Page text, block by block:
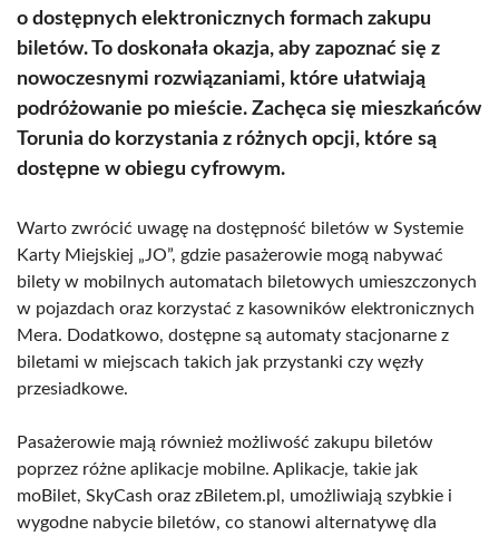
o dostępnych elektronicznych formach zakupu
biletów. To doskonała okazja, aby zapoznać się z
nowoczesnymi rozwiązaniami, które ułatwiają
podróżowanie po mieście. Zachęca się mieszkańców
Torunia do korzystania z różnych opcji, które są
dostępne w obiegu cyfrowym.
Warto zwrócić uwagę na dostępność biletów w Systemie
Karty Miejskiej „JO”, gdzie pasażerowie mogą nabywać
bilety w mobilnych automatach biletowych umieszczonych
w pojazdach oraz korzystać z kasowników elektronicznych
Mera. Dodatkowo, dostępne są automaty stacjonarne z
biletami w miejscach takich jak przystanki czy węzły
przesiadkowe.
Pasażerowie mają również możliwość zakupu biletów
poprzez różne aplikacje mobilne. Aplikacje, takie jak
moBilet, SkyCash oraz zBiletem.pl, umożliwiają szybkie i
wygodne nabycie biletów, co stanowi alternatywę dla